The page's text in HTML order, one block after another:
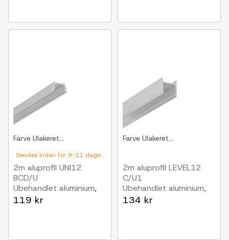
Sendes inden for 9-11 dage
Farve Ulakeret...
2m aluprofil UNI12
BCD/U
Ubehandlet aluminium,
påbygning, LED skinne
119 kr
Farve Ulakeret...
2m aluprofil LEVEL12
C/U1
Ubehandlet aluminium,
påbygning, LED skinne
134 kr